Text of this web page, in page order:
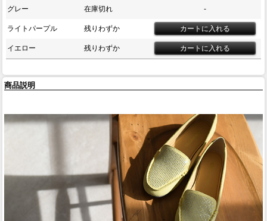
グレー 在庫切れ -
ライトパープル 残りわずか
イエロー 残りわずか
商品説明